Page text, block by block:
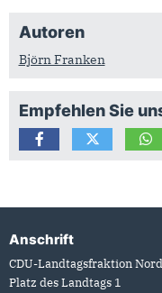
Autoren
Björn Franken
Empfehlen Sie
Fußbereich
Anschrift
CDU-Landtagsfraktion
Platz des Landtags 1